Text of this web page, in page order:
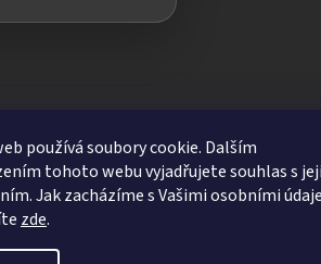
používá soubory cookie. Dalším
tohoto webu vyjadřujete souhlas s
Jak zacházíme s Vašimi osobními
zde.
Upravit nastavení cookies